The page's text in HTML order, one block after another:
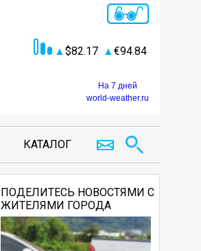
82.17 94.84
На 7 дней
world-weather.ru
КАТАЛОГ
ПОДЕЛИТЕСЬ НОВОСТЯМИ С
ЖИТЕЛЯМИ ГОРОДА